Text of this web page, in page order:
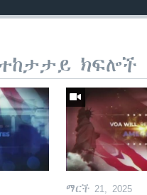
ክፍሎች
ማርች 21, 2025